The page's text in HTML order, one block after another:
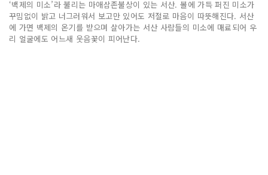
‘백제의 미소’라 불리는 마애삼존불상이 있는 서산. 볼에 가득 퍼진 미소가
꾸밈없이 밝고 너그러워서 보고만 있어도 저절로 마음이 따뜻해진다. 서산
에 가면 백제의 온기를 받으며 살아가는 서산 사람들의 미소에 매료되어 우
리 얼굴에도 어느새 웃음꽃이 피어난다.